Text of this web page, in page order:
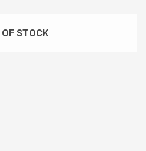
STOCK